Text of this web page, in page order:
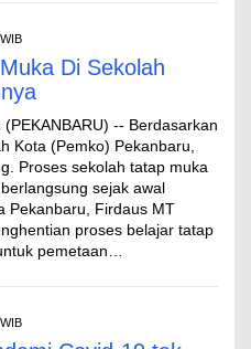
Di Sekolah
-- Berdasarkan
Kota (Pemko) Pekanbaru,
Proses sekolah tatap muka
sejak awal
Pekanbaru, Firdaus MT
proses belajar tatap
pemetaan…